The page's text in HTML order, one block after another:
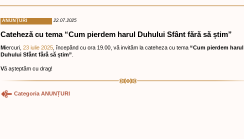
ANUNȚURI 22.07.2025
Cateheză cu tema “Cum pierdem harul Duhului Sfânt fără să știm”
Miercuri, 23 iulie 2025 , începând cu ora 19.00, vă invităm la cateheza cu tema “Cum pierdem harul
Duhului Sfânt fără să știm”
Vă așteptăm cu drag!
Categoria ANUNȚURI